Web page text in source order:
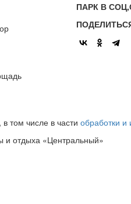
ПАРК В
том числе в части обработки и
и отдыха «Центральный»